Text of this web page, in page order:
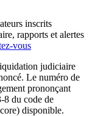
inscrits
rapports et alertes
vous
judiciaire
Le numéro de
prononçant
8 du code de
disponible.